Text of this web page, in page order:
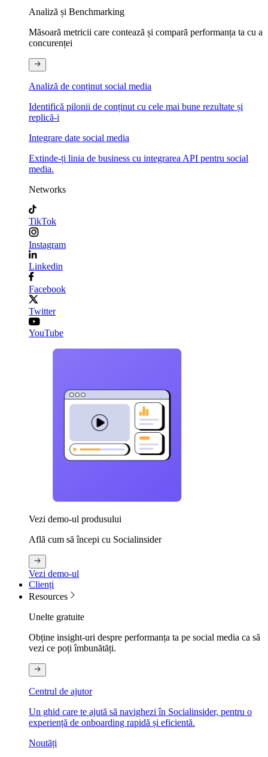
Analiză și Benchmarking
Măsoară metricii care contează și compară performanța ta cu a
concurenței
Analiză de conținut social media
Identifică pilonii de conținut cu cele mai bune rezultate și
replică-i
Integrare date social media
Extinde-ți linia de business cu integrarea API pentru social
media.
Networks
TikTok
Instagram
Linkedin
Facebook
Twitter
YouTube
Vezi demo-ul produsului
Află cum să începi cu Socialinsider
Vezi demo-ul
Clienți
Resources
Unelte gratuite
Obține insight-uri despre performanța ta pe social media ca să
vezi ce poți îmbunătăți.
Centrul de ajutor
Un ghid care te ajută să navighezi în Socialinsider, pentru o
experiență de onboarding rapidă și eficientă.
Noutăți